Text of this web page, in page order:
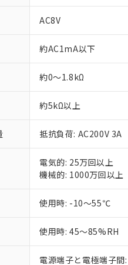
AC8V
約AC1mA以下
約0～1.8kΩ
約5kΩ以上
抵抗負荷: AC200V 3A
電気的: 25万回以上
機械的: 1000万回以上
使用時: -10～55℃
使用時: 45～85%RH
電源端子と電極端子
以下の条件をお読
本サービス
くものです。
在庫状況お
のであり、
い。
正式な納期
当社販売員
在庫状況お
す。
マイパーツ
ている必要
お客様が当
が、当社の
さい。
※当社の共同
いる法人を
仕入先様の事情に
があります。
*EU RoHS指令（10物質
鉛(Pb) 1000ppm以下、
六価クロム(Cr(Ⅵ))
ル（DBP） 1000ppm以
※2 対応予定月
部品在庫の切り替
※3 非含有証明
下記の非含有証明
EU RoHS指令（
※1 中国
「○」：最大均質
「－」：未確認で
*中国RoHS10物質の基
Cr(Ⅵ)(六価クロム) :
DBP(フタル酸ジブチル
DEHP(フタル酸ビス(2-
※2 環境保護使
「ｅ」：有害物質
味します。
「－」：未確認で
当社は、こ
当社は規制
ます。
当社は貴社
置等に一切
当社は、貴
たしません。
記
号
説明
○
△ 一定数に
－
在庫な
機器販売
空
受注生